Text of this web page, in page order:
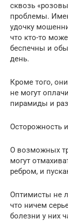
сквозь
проблемы.
удочку
что кто-то
беспечны и
день.
Кроме того,
не могут
пирамиды и
Осторожность
О возможных
могут
ребром, и
Оптимисты не
что ничем
болезни у них